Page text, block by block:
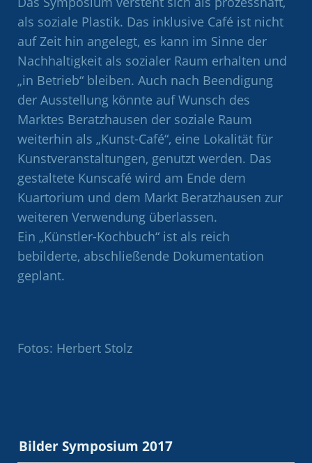
als soziale Plastik. Das inklusive Café ist nicht
auf Zeit hin angelegt, es kann im Sinne der
Nachhaltigkeit als sozialer Raum erhalten und
„in Betrieb“ bleiben. Auch nach Beendigung
der Ausstellung könnte auf Wunsch des
Marktes Beratzhausen der soziale Raum
weiterhin als „Kunst-Café“, eine Lokalität für
Kunstveranstaltungen, genutzt werden. Das
gestaltete Kunscafé wird am Ende dem
Kuartorium und dem Markt Beratzhausen zur
weiteren Verwendung überlassen.
Ein „Künstler-Kochbuch“ ist als reich
bebilderte, abschließende Dokumentation
geplant.
Fotos: Herbert Stolz
Bilder Symposium 2017